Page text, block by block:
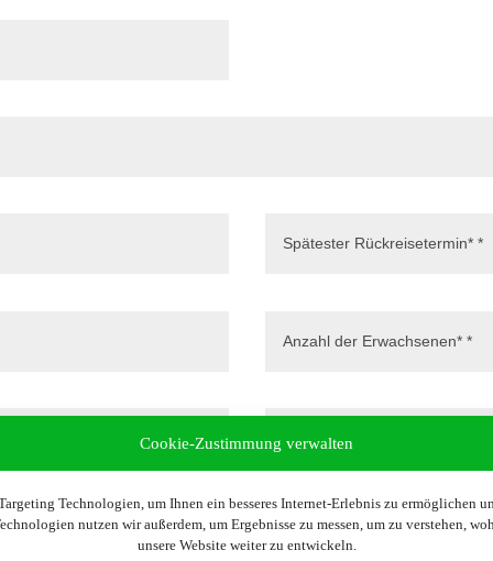
Cookie-Zustimmung verwalten
Technologien, um Ihnen ein besseres Internet-Erlebnis zu ermöglichen
nutzen wir außerdem, um Ergebnisse zu messen, um zu verstehen,
unsere Website weiter zu entwickeln.